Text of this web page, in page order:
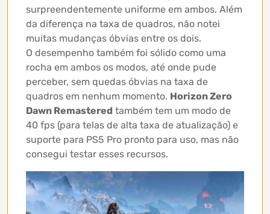
surpreendentemente uniforme em ambos. Além
da diferença na taxa de quadros, não notei
muitas mudanças óbvias entre os dois.
O desempenho também foi sólido como uma
rocha em ambos os modos, até onde pude
perceber, sem quedas óbvias na taxa de
quadros em nenhum momento. Horizon Zero
Dawn Remastered também tem um modo de
40 fps (para telas de alta taxa de atualização) e
suporte para PS5 Pro pronto para uso, mas não
consegui testar esses recursos.